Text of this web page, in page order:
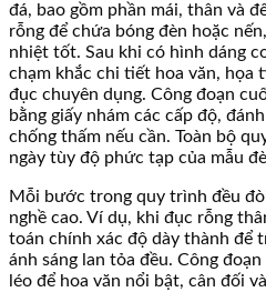
đá, bao gồm phần mái, thân và
rỗng để chứa bóng đèn hoặc
nhiệt tốt. Sau khi có hình dáng
chạm khắc chi tiết hoa văn, họa
đục chuyên dụng. Công đoạn
bằng giấy nhám các cấp độ,
chống thấm nếu cần. Toàn bộ
ngày tùy độ phức tạp của mẫu
Mỗi bước trong quy trình đều
nghề cao. Ví dụ, khi đục rỗng
toán chính xác độ dày thành để
ánh sáng lan tỏa đều. Công
léo để hoa văn nổi bật, cân đối